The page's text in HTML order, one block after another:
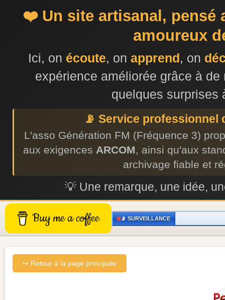
❤️ Un site artisanal, pensé
amoureux
Ici, on écoute, on apprend , on
expérience améliorée grâce à
quelques surprises
📡 Service professionnel
L'asso Génération FM (Fréquence 3)
aux exigences ARCOM, ainsi qu'aux
archivage fiable et
💡 Une remarque, une idée,
Buy me a coffee 📡 SURVEILLANCE
↪ Retour à la page principale